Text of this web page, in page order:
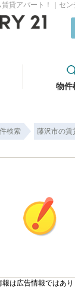
貸アパート！｜セ
物件
検索 藤沢市の賃
は広告情報ではあ